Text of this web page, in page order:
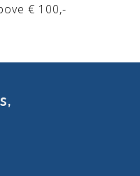
€ 100,-